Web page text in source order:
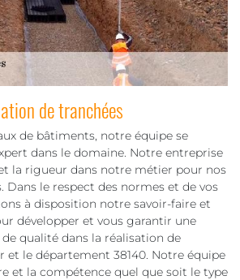
de tranchées
de bâtiments, notre équipe se
dans le domaine. Notre entreprise
la rigueur dans notre métier pour nos
Dans le respect des normes et de vos
à disposition notre savoir-faire et
développer et vous garantir une
qualité dans la réalisation de
et le département 38140. Notre équipe
et la compétence quel que soit le type